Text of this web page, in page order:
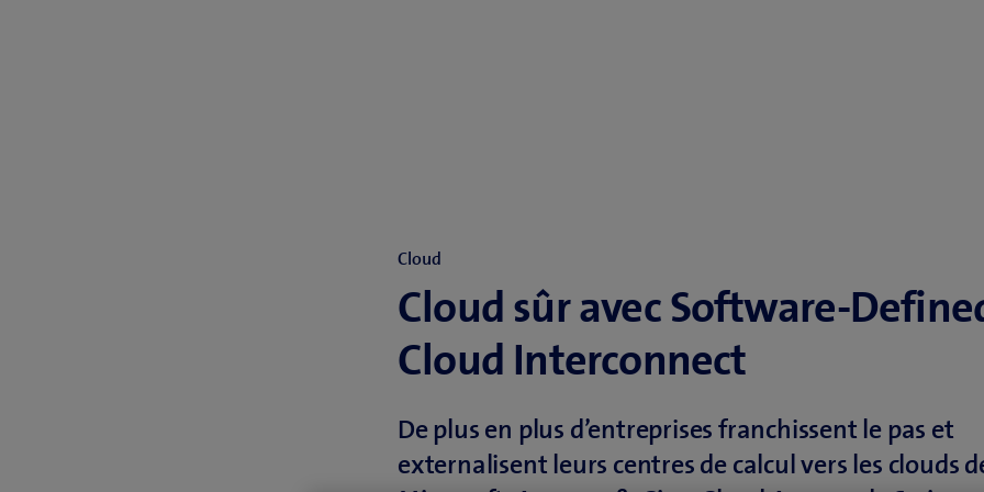
Cloud
Cloud sûr avec Software-
Cloud Interconnect
De plus en plus d’entreprises franchissent le pas et
externalisent leurs centres de calcul vers les clouds